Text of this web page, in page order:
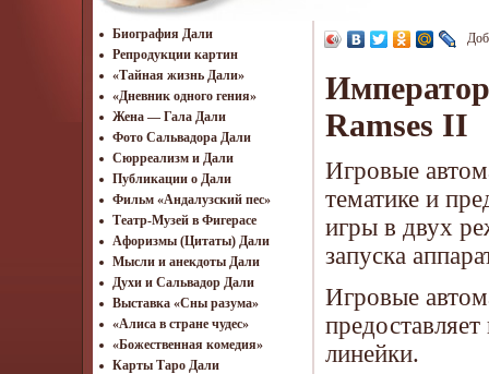
Биография Дали
Репродукции картин
«Тайная жизнь Дали»
«Дневник одного гения»
Жена — Гала Дали
Фото Сальвадора Дали
Cюрреализм и Дали
Публикации о Дали
Фильм «Андалузский пес»
Театр-Музей в Фигерасе
Афоризмы (Цитаты) Дали
Мысли и анекдоты Дали
Духи и Сальвадор Дали
Выставка «Сны разума»
«Алиса в стране чудес»
«Божественная комедия»
Карты Таро Дали
Ramses II
Игровые
тематике и
игры в двух
запуска
Игровые
линейки.